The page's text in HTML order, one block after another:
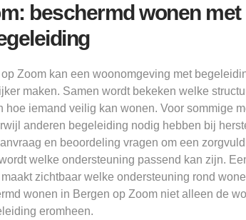
beschermd wonen met
Zoom kan een woonomgeving met
maken. Samen wordt bekeken welke
hoe iemand veilig kan wonen. Voor sommige
anderen begeleiding nodig hebben bij
en beoordeling vragen om een
welke ondersteuning passend kan zijn.
zichtbaar welke ondersteuning rond
wonen in Bergen op Zoom niet alleen de
eromheen.